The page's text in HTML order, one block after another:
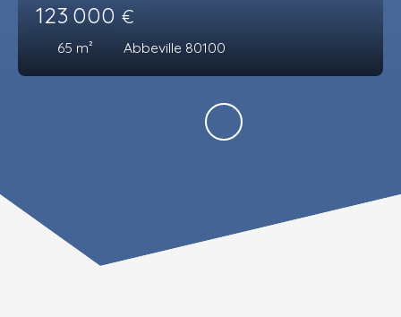
123 000 €
65 m² Abbeville 80100